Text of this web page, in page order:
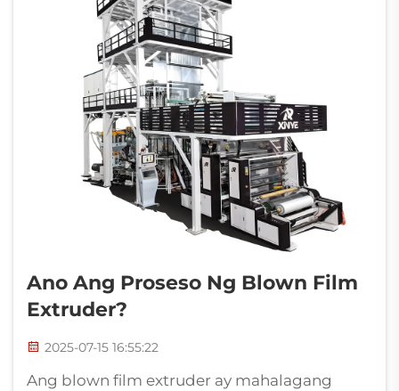
Ano Ang Proseso Ng Blown Film
Extruder?
2025-07-15 16:55:22
Ang blown film extruder ay mahalagang